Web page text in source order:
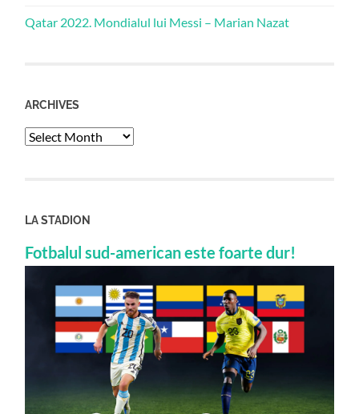
Qatar 2022. Mondialul lui Messi – Marian Nazat
ARCHIVES
Archives
LA STADION
Fotbalul sud-american este foarte dur!